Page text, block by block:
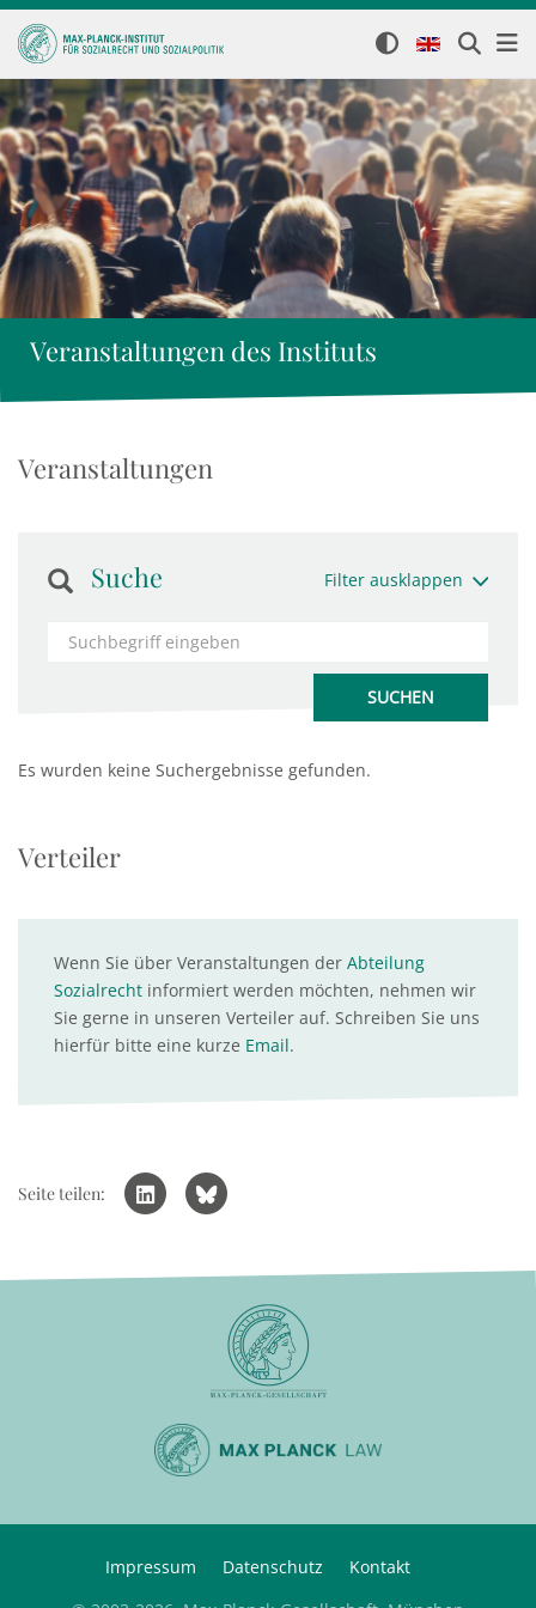
Veranstaltungen des Instituts
Veranstaltungen
Suche Filter ausklappen
Es wurden keine Suchergebnisse gefunden.
Verteiler
Wenn Sie über Veranstaltungen der Abteilung
Sozialrecht informiert werden möchten, nehmen wir
Sie gerne in unseren Verteiler auf. Schreiben Sie uns
hierfür bitte eine kurze Email.
Seite teilen:
Impressum Datenschutz
Kontakt